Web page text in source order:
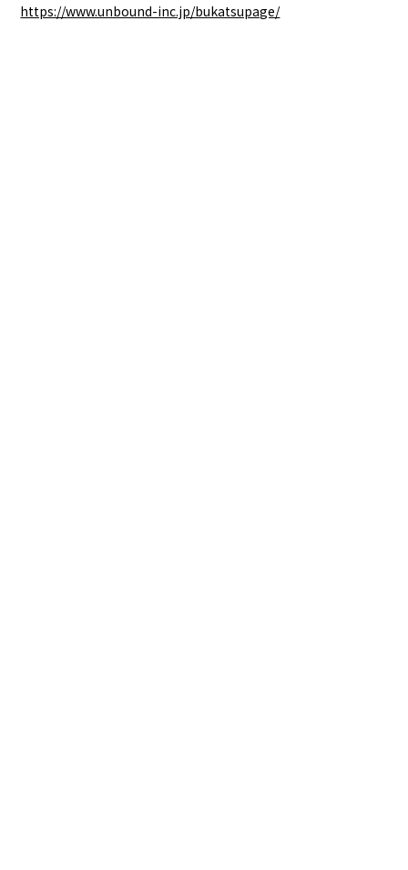
https://www.unbound-inc.jp/bukatsupage/